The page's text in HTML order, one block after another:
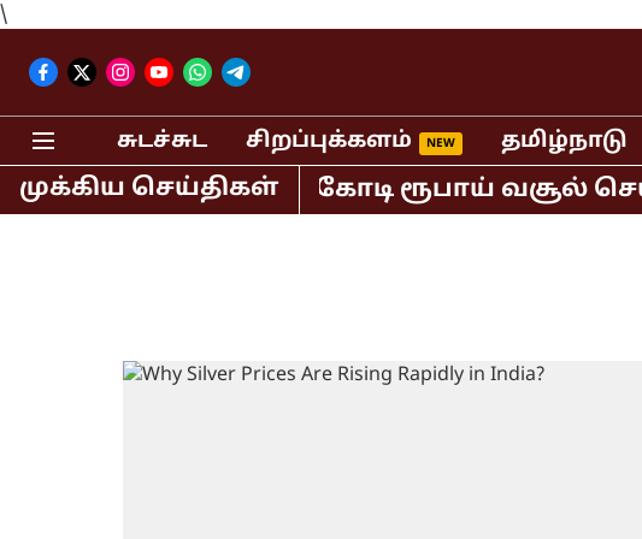
\
சுடச்சுட சிறப்புக்களம் தமிழ்நாடு
முக்கிய செய்திகள்
மட்டும் 400 கோடி ரூபாய் வசூல்